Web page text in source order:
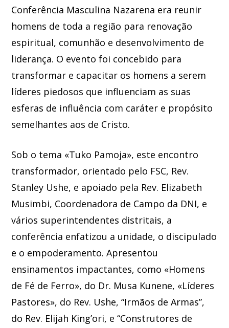
Conferência Masculina Nazarena era reunir
homens de toda a região para renovação
espiritual, comunhão e desenvolvimento de
liderança. O evento foi concebido para
transformar e capacitar os homens a serem
líderes piedosos que influenciam as suas
esferas de influência com caráter e propósito
semelhantes aos de Cristo.
Sob o tema «Tuko Pamoja», este encontro
transformador, orientado pelo FSC, Rev.
Stanley Ushe, e apoiado pela Rev. Elizabeth
Musimbi, Coordenadora de Campo da DNI, e
vários superintendentes distritais, a
conferência enfatizou a unidade, o discipulado
e o empoderamento. Apresentou
ensinamentos impactantes, como «Homens
de Fé de Ferro», do Dr. Musa Kunene, «Líderes
Pastores», do Rev. Ushe, “Irmãos de Armas”,
do Rev. Elijah King’ori, e “Construtores de